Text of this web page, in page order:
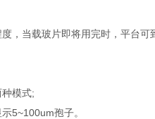
当载玻片即将用完时，平台可
模式;
5~100um孢子。